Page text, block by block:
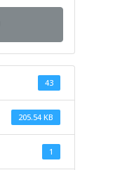
43
205.54 KB
1